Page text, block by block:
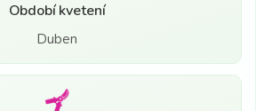
Období kvetení
Duben